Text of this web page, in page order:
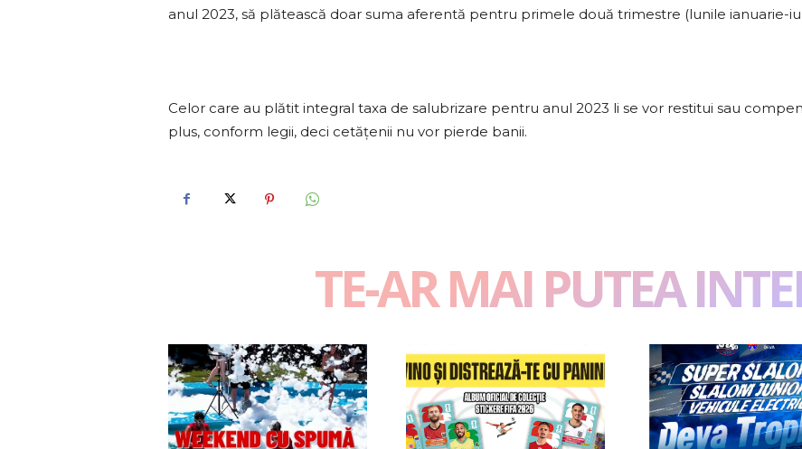
anul 2023, să plătească doar suma aferentă pentru primele două trimestre (lunile ianuarie-
Celor care au plătit integral taxa de salubrizare pentru anul 2023 li se vor restitui sau
plus, conform legii, deci cetățenii nu vor pierde banii.
TE-AR MAI PUTEA